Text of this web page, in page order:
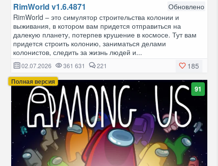
RimWorld v1.6.4871
Обновлено
RimWorld – это симулятор строительства колонии и
выживания, в котором вам придется отправиться на
далекую планету, потерпев крушение в космосе. Тут вам
придется строить колонию, заниматься делами
колонистов, следить за жизнь людей и...
185
02.07.2026 361 631 221
Полная версия
91